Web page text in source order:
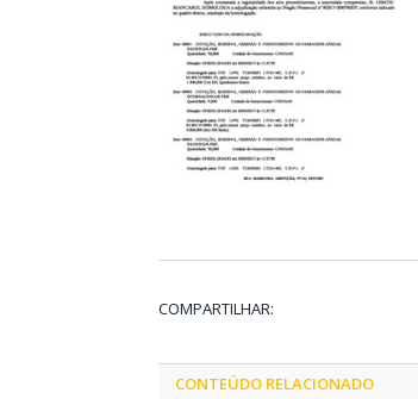
COMPARTILHAR:
CONTEÚDO RELACIONADO